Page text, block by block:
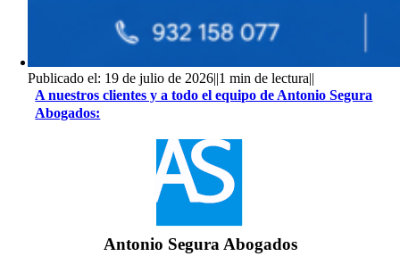
Publicado el: 19 de julio de 2026||1 min de lectura||
A nuestros clientes y a todo el equipo de Antonio Segura
Abogados:
Antonio Segura Abogados